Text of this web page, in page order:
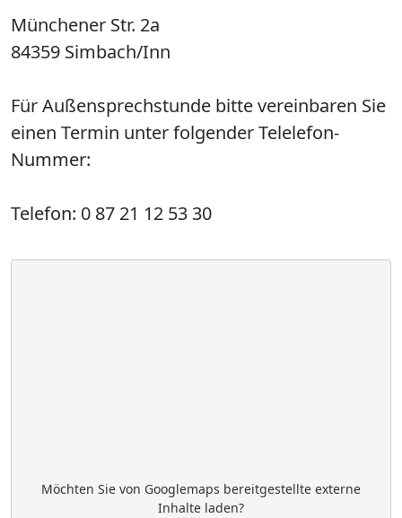
Münchener Str. 2a
84359 Simbach/Inn
Für Außensprechstunde bitte vereinbaren Sie
einen Termin unter folgender Telelefon-
Nummer:
Telefon: 0 87 21 12 53 30
Möchten Sie von Googlemaps bereitgestellte externe
Inhalte laden?